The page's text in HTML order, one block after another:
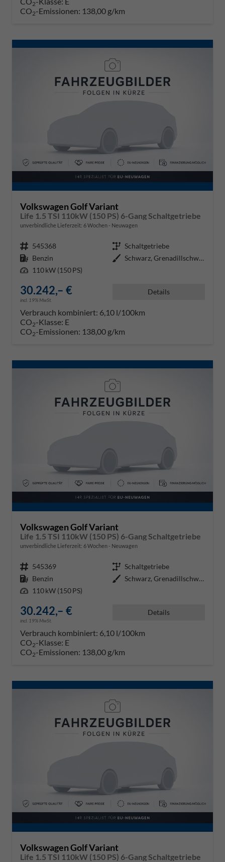
2
CO2-Emissionen: 138,00 g/km
Volkswagen Golf Variant
Life 1.5 TSI 110kW (150 PS) 6-Gang Schaltgetriebe
unverbindliche Lieferzeit: 6 Wochen Neuwagen
Fahrzeugnr. 545368 Getriebe Schaltgetriebe
Kraftstoff Benzin Außenfarbe
Schwarz, Grenadillschwarz Metall
Leistung 110 kW (150 PS)
30.242,– €
incl. 19% MwSt.
Details
Verbrauch kombiniert: 6,10 l/100km
CO2-Klasse: E
CO2-Emissionen: 138,00 g/km
Volkswagen Golf Variant
Life 1.5 TSI 110kW (150 PS) 6-Gang Schaltgetriebe
unverbindliche Lieferzeit: 6 Wochen Neuwagen
Fahrzeugnr. 545369 Getriebe Schaltgetriebe
Kraftstoff Benzin Außenfarbe
Schwarz, Grenadillschwarz Metall
Leistung 110 kW (150 PS)
30.242,– €
incl. 19% MwSt.
Details
Verbrauch kombiniert: 6,10 l/100km
CO2-Klasse: E
CO2-Emissionen: 138,00 g/km
Volkswagen Golf Variant
Life 1.5 TSI 110kW (150 PS) 6-Gang Schaltgetriebe